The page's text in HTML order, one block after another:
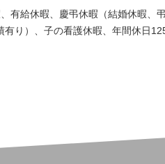
有給休暇、慶弔休暇（結婚休暇、
り）、子の看護休暇、年間休日